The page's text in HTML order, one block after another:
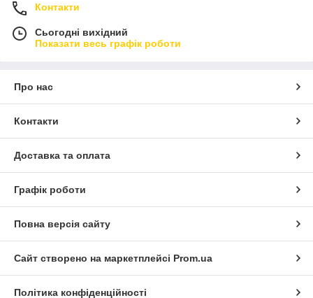
Контакти
Сьогодні вихідний
Показати весь графік роботи
Про нас
Контакти
Доставка та оплата
Графік роботи
Повна версія сайту
Сайт створено на маркетплейсі Prom.ua
Політика конфіденційності